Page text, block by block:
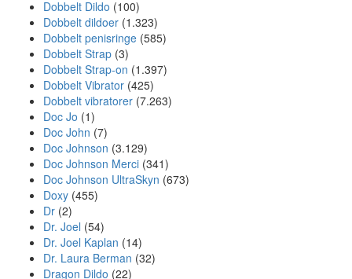
Dobbelt Dildo (100)
Dobbelt dildoer (1.323)
Dobbelt penisringe (585)
Dobbelt Strap (3)
Dobbelt Strap-on (1.397)
Dobbelt Vibrator (425)
Dobbelt vibratorer (7.263)
Doc Jo (1)
Doc John (7)
Doc Johnson (3.129)
Doc Johnson Merci (341)
Doc Johnson UltraSkyn (673)
Doxy (455)
Dr (2)
Dr. Joel (54)
Dr. Joel Kaplan (14)
Dr. Laura Berman (32)
Dragon Dildo (22)